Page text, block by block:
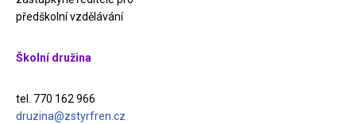
předškolní vzdělávání
Školní družina
tel. 770 162 966
druzina@zstyrfren.cz